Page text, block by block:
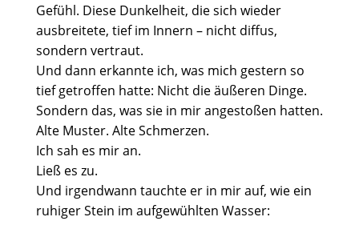
Gefühl. Diese Dunkelheit, die sich wieder
ausbreitete, tief im Innern – nicht diffus,
sondern vertraut.
Und dann erkannte ich, was mich gestern so
tief getroffen hatte: Nicht die äußeren Dinge.
Sondern das, was sie in mir angestoßen hatten.
Alte Muster. Alte Schmerzen.
Ich sah es mir an.
Ließ es zu.
Und irgendwann tauchte er in mir auf, wie ein
ruhiger Stein im aufgewühlten Wasser: